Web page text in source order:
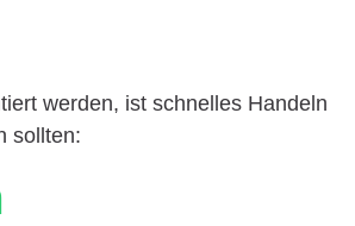
werden, ist schnelles Handeln
sollten: